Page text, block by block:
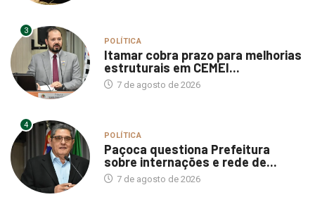
3
POLÍTICA
Itamar cobra prazo para melhorias
estruturais em CEMEI...
7 de agosto de 2026
4
POLÍTICA
Paçoca questiona Prefeitura
sobre internações e rede de...
7 de agosto de 2026